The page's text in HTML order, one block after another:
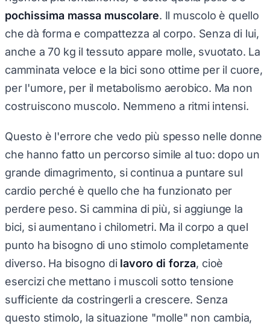
pochissima massa muscolare . Il muscolo è quello
che dà forma e compattezza al corpo. Senza di lui,
anche a 70 kg il tessuto appare molle, svuotato. La
camminata veloce e la bici sono ottime per il cuore,
per l'umore, per il metabolismo aerobico. Ma non
costruiscono muscolo. Nemmeno a ritmi intensi.
Questo è l'errore che vedo più spesso nelle donne
che hanno fatto un percorso simile al tuo: dopo un
grande dimagrimento, si continua a puntare sul
cardio perché è quello che ha funzionato per
perdere peso. Si cammina di più, si aggiunge la
bici, si aumentano i chilometri. Ma il corpo a quel
punto ha bisogno di uno stimolo completamente
diverso. Ha bisogno di lavoro di forza , cioè
esercizi che mettano i muscoli sotto tensione
sufficiente da costringerli a crescere. Senza
questo stimolo, la situazione "molle" non cambia,